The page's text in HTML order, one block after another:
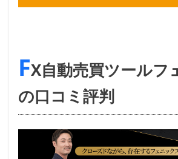
FX自動売買ツールフ
の口コミ評判